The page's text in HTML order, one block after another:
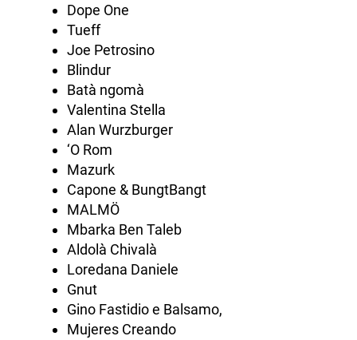
Dope One
Tueff
Joe Petrosino
Blindur
Batà ngomà
Valentina Stella
Alan Wurzburger
‘O Rom
Mazurk
Capone & BungtBangt
MALMÖ
Mbarka Ben Taleb
Aldolà Chivalà
Loredana Daniele
Gnut
Gino Fastidio e Balsamo,
Mujeres Creando